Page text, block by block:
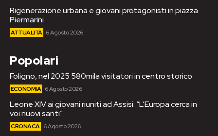
Rigenerazione urbana e giovani protagonisti in piazza
Piermarini
ATTUALITÀ 6 Agosto 2026
Popolari
Foligno, nel 2025 580mila visitatori in centro storico
ECONOMIA 6 Agosto 2026
Leone XIV ai giovani riuniti ad Assisi: “L’Europa cerca in
voi nuovi santi”
CRONACA 6 Agosto 2026